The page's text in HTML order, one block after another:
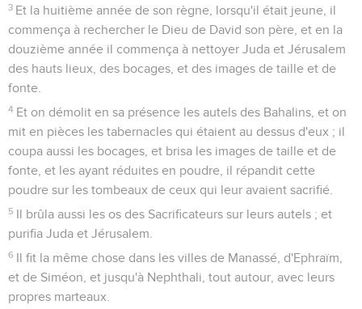
3 Et la huitième année de son règne, lorsqu'il était jeune, il
commença à rechercher le Dieu de David son père, et en la
douzième année il commença à nettoyer Juda et Jérusalem
des hauts lieux, des bocages, et des images de taille et de
fonte.
4 Et on démolit en sa présence les autels des Bahalins, et on
mit en pièces les tabernacles qui étaient au dessus d'eux ; il
coupa aussi les bocages, et brisa les images de taille et de
fonte, et les ayant réduites en poudre, il répandit cette
poudre sur les tombeaux de ceux qui leur avaient sacrifié.
5 Il brûla aussi les os des Sacrificateurs sur leurs autels ; et
purifia Juda et Jérusalem.
6 Il fit la même chose dans les villes de Manassé, d'Ephraïm,
et de Siméon, et jusqu'à Nephthali, tout autour, avec leurs
propres marteaux.